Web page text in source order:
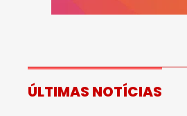
ÚLTIMAS NOTÍCIAS